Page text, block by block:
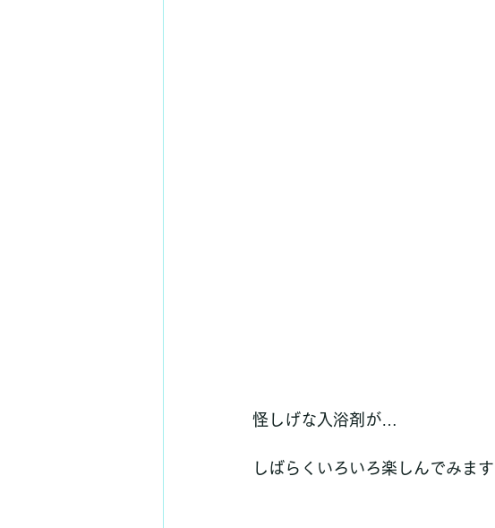
怪しげな入浴剤が…
しばらくいろいろ楽しんでみます